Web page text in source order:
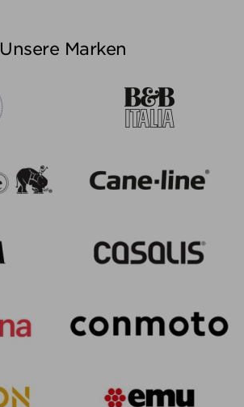
Unsere Marken